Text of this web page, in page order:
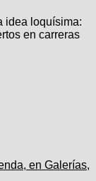
idea loquísima:
en carreras